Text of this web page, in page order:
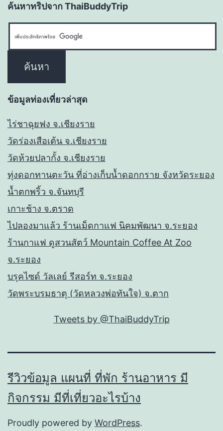
ค้นหาทริปจาก ThaiBuddyTrip
ข้อมูลท่องเที่ยวล่าสุด
ไร่ชาฉุยฟง จ.เชียงราย
วัดร่องเสือเต้น จ.เชียงราย
วัดห้วยปลากั้ง จ.เชียงราย
ทุ่งดอกทานตะวัน ที่อ่างเก็บน้ำดอกกราย จังหวัดระยอง
น้ำตกพริ้ว จ.จันทบุรี
เกาะช้าง จ.ตราด
ไปลองมาแล้ว ร้านเม็ดกาแฟ นิคมพัฒนา จ.ระยอง
ร้านกาแฟ ดูสวนสัตว์ Mountain Coffee At Zoo
จ.ระยอง
บรุคไซด์ วัลเลย์ รีสอร์ท จ.ระยอง
วัดพระบรมธาตุ (วัดหลวงพ่อทันใจ) จ.ตาก
Tweets by @ThaiBuddyTrip
รีวิวข้อมูล แผนที่ ที่พัก ร้านอาหาร มี
กิจกรรม มีที่เที่ยวอะไรบ้าง
Proudly powered by WordPress.